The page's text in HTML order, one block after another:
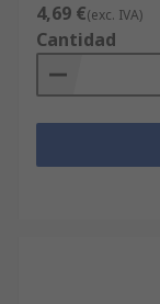
4,69 €(exc. IVA)
Cantidad